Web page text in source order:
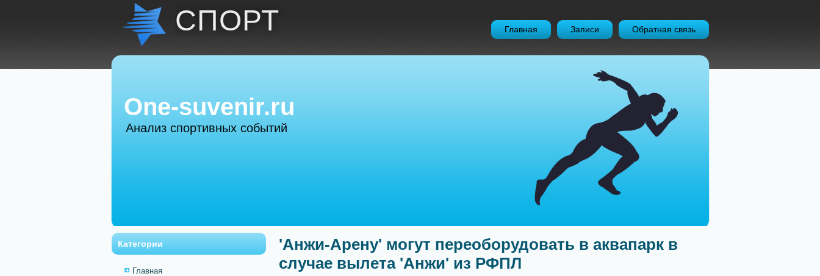
СПОРТ
One-suvenir.ru
Анализ спортивных событий
Главная Записи Обратная связь
Категории
Главная
'Анжи-Арену' могут переоборудовать в аквапарк в
случае вылета 'Анжи' из РФПЛ